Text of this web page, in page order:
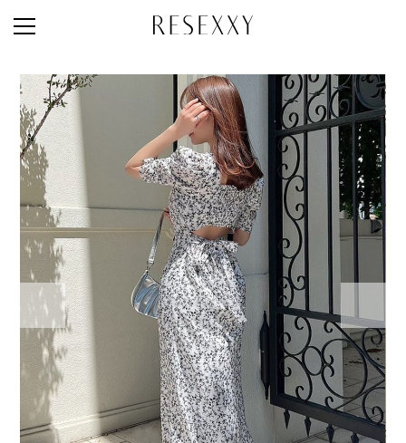
STAFF STYLE
NEWS
MAGAZINE
LOOK BOOK
NEW ARRIVAL
RANKING
STYLE PHOTO
ACCOUNT
SHOP LIST
CONCEPT
ONLINE STORE